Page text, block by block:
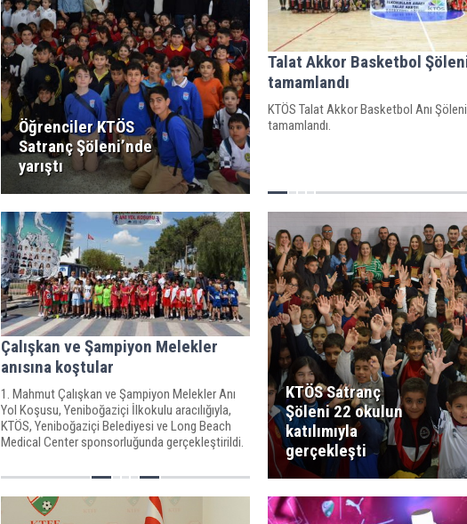
Öğrenciler KTÖS
Satranç Şöleni’nde
yarıştı
Talat Akkor Basketbol
tamamlandı
KTÖS Talat Akkor Basketbol Anı Şöleni
tamamlandı.
Çalışkan ve Şampiyon Melekler
anısına koştular
1. Mahmut Çalışkan ve Şampiyon Melekler Anı
Yol Koşusu, Yeniboğaziçi İlkokulu aracılığıyla,
KTÖS, Yeniboğaziçi Belediyesi ve Long Beach
Medical Center sponsorluğunda gerçekleştirildi.
KTÖS Satranç
Şöleni 22 okulun
katılımıyla
gerçekleşti